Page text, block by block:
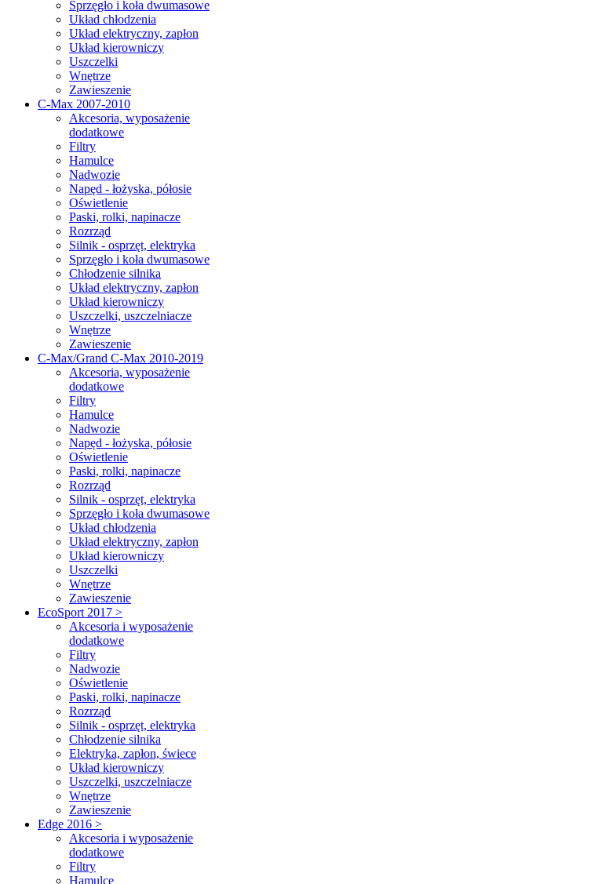
Sprzęgło i koła dwumasowe
Układ chłodzenia
Układ elektryczny, zapłon
Układ kierowniczy
Uszczelki
Wnętrze
Zawieszenie
C-Max 2007-2010
Akcesoria, wyposażenie
dodatkowe
Filtry
Hamulce
Nadwozie
Napęd - łożyska, półosie
Oświetlenie
Paski, rolki, napinacze
Rozrząd
Silnik - osprzęt, elektryka
Sprzęgło i koła dwumasowe
Chłodzenie silnika
Układ elektryczny, zapłon
Układ kierowniczy
Uszczelki, uszczelniacze
Wnętrze
Zawieszenie
C-Max/Grand C-Max 2010-2019
Akcesoria, wyposażenie
dodatkowe
Filtry
Hamulce
Nadwozie
Napęd - łożyska, półosie
Oświetlenie
Paski, rolki, napinacze
Rozrząd
Silnik - osprzęt, elektryka
Sprzęgło i koła dwumasowe
Układ chłodzenia
Układ elektryczny, zapłon
Układ kierowniczy
Uszczelki
Wnętrze
Zawieszenie
EcoSport 2017 >
Akcesoria i wyposażenie
dodatkowe
Filtry
Nadwozie
Oświetlenie
Paski, rolki, napinacze
Rozrząd
Silnik - osprzęt, elektryka
Chłodzenie silnika
Elektryka, zapłon, świece
Układ kierowniczy
Uszczelki, uszczelniacze
Wnętrze
Zawieszenie
Edge 2016 >
Akcesoria i wyposażenie
dodatkowe
Filtry
Hamulce